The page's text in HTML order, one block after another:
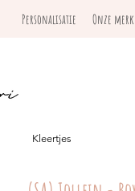
Onze
Personalisatie
Kleertjes